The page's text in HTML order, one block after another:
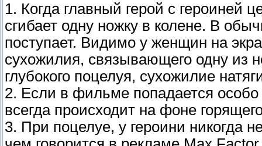
1. Когда главный герой с героиней
сгибает одну ножку в колене. В
поступает. Видимо у женщин на
сухожилия, связывающего одну из
глубокого поцелуя, сухожилие
2. Если в фильме попадается
всегда происходит на фоне
3. При поцелуе, у героини никогда